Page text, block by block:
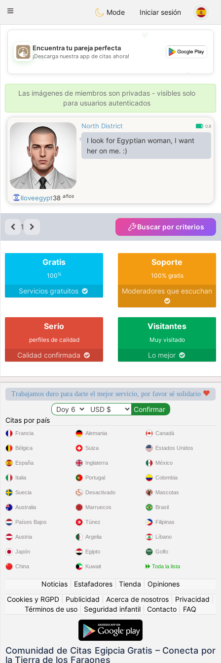
B ahebik
Toggle
Mode Iniciar sesión
💖
💕
💕
Encuentra tu pareja perfecta
¡Descarga nuestra app de citas ahora!
Las imágenes de miembros son privadas - visibles solo
para usuarios autenticados
North District 0.8
I look for Egyptian woman, I want
her on me. :)
Iloveegypt38 años
1 Buscar por criterios
Gratis
100%
Servicios gratuitos
Soporte
100% gratis
Moderadores que escuchan
Serio
perfiles de calidad
Calidad confirmada
Visitantes
Muy visitado
Lo mejor
Trabajamos duro para darte el mejor servicio, por favor sé solidario
Citas por país
Francia
Bélgica
España
Italia
Suecia
Alemania
Suiza
Inglaterra
Portugal
Desactivado
Canadá
Estados Unidos
México
Colombia
Mascotas
Australia
Países Bajos
Austria
Japón
China
Marruecos
Túnez
Argelia
Egipto
Kuwait
Brasil
Filipinas
Líbano
Golfo
Toda la lista
Noticias Estafadores Tienda
Opiniones
Cookies y RGPD
Publicidad Acerca de nosotros Privacidad
Términos de uso
Seguridad infantil Contacto FAQ
Comunidad de Citas Egipcia Gratis – Conecta por
la Tierra de los Faraones